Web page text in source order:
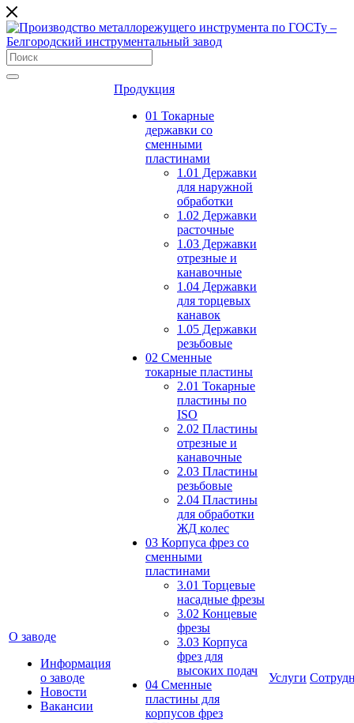
О заводе
Информация
о заводе
Новости
Вакансии
Продукция
01 Токарные
державки со
сменными
пластинами
1.01 Державки
для наружной
обработки
1.02 Державки
расточные
1.03 Державки
отрезные и
канавочные
1.04 Державки
для торцевых
канавок
1.05 Державки
резьбовые
02 Сменные
токарные пластины
2.01 Токарные
пластины по
ISO
2.02 Пластины
отрезные и
канавочные
2.03 Пластины
резьбовые
2.04 Пластины
для обработки
ЖД колес
03 Корпуса фрез со
сменными
пластинами
3.01 Торцевые
насадные фрезы
3.02 Концевые
фрезы
3.03 Корпуса
фрез для
высоких подач
04 Сменные
пластины для
корпусов фрез
Услуги